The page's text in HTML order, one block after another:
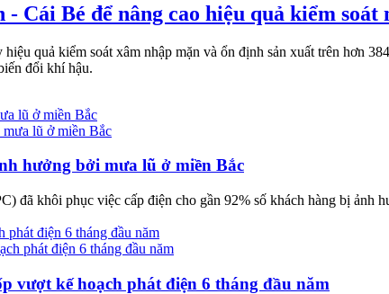
Cái Bé để nâng cao hiệu quả kiểm soát
quả kiểm soát xâm nhập mặn và ổn định sản xuất trên hơn
đổi khí hậu.
lũ ở miền Bắc
hưởng bởi mưa lũ ở miền Bắc
khôi phục việc cấp điện cho gần 92% số khách hàng bị ảnh
điện 6 tháng đầu năm
vượt kế hoạch phát điện 6 tháng đầu năm